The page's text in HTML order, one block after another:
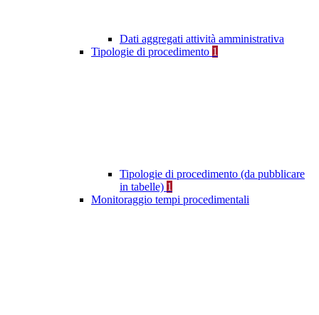
Dati aggregati attività amministrativa
Tipologie di procedimento 1
Tipologie di procedimento (da pubblicare
in tabelle) 1
Monitoraggio tempi procedimentali